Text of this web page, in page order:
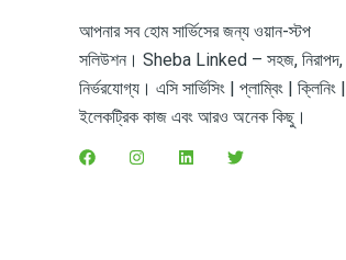
আপনার সব হোম সার্ভিসের জন্য ওয়ান-স্টপ
সলিউশন। Sheba Linked – সহজ, নিরাপদ,
নির্ভরযোগ্য। এসি সার্ভিসিং | প্লাম্বিং | ক্লিনিং |
ইলেকট্রিক কাজ এবং আরও অনেক কিছু।